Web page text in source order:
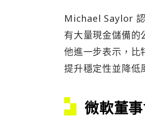
Michael Saylor 認
有大量現金儲備
他進一步表示，比
提升穩定性並降低
微軟董